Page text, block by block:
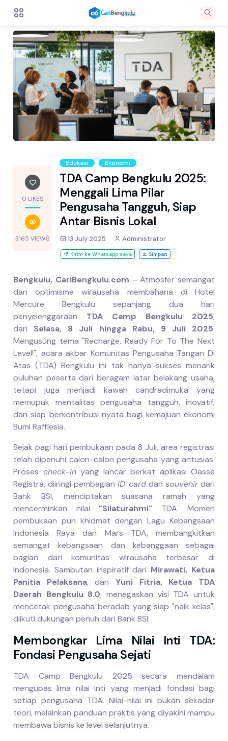
0 LIKES
3165 VIEWS
Edukasi Ekonomi
TDA Camp Bengkulu 2025:
Menggali Lima Pilar
Pengusaha Tangguh, Siap
Antar Bisnis Lokal
13 July 2025 Administrator
Kirim ke Whatsapp saya Simpan
Bengkulu, CariBengkulu.com – Atmosfer semangat
dan optimisme wirausaha membahana di Hotel
Mercure Bengkulu sepanjang dua hari
penyelenggaraan TDA Camp Bengkulu 2025,
dari Selasa, 8 Juli hingga Rabu, 9 Juli 2025.
Mengusung tema "Recharge, Ready For To The Next
Level!", acara akbar Komunitas Pengusaha Tangan Di
Atas (TDA) Bengkulu ini tak hanya sukses menarik
puluhan peserta dari beragam latar belakang usaha,
tetapi juga menjadi kawah candradimuka yang
memupuk mentalitas pengusaha tangguh, inovatif,
dan siap berkontribusi nyata bagi kemajuan ekonomi
Bumi Rafflesia.
Sejak pagi hari pembukaan pada 8 Juli, area registrasi
telah dipenuhi calon-calon pengusaha yang antusias.
Proses check-inyang lancar berkat aplikasi Oasse
Registra, diiringi pembagianID carddan souvenirdari
Bank BSI, menciptakan suasana ramah yang
mencerminkan nilai "Silaturahmi" TDA. Momen
pembukaan pun khidmat dengan Lagu Kebangsaan
Indonesia Raya dan Mars TDA, membangkitkan
semangat kebangsaan dan kebanggaan sebagai
bagian dari komunitas wirausaha terbesar di
Indonesia. Sambutan inspiratif dari Mirawati, Ketua
Panitia Pelaksana, danYuni Fitria, Ketua TDA
Daerah Bengkulu 8.0, menegaskan visi TDA untuk
mencetak pengusaha beradab yang siap "naik kelas",
diikuti dukungan penuh dari Bank BSI.
Membongkar Lima Nilai Inti TDA:
Fondasi Pengusaha Sejati
TDA Camp Bengkulu 2025 secara mendalam
mengupas lima nilai inti yang menjadi fondasi bagi
setiap pengusaha TDA. Nilai-nilai ini bukan sekadar
teori, melainkan panduan praktis yang diyakini mampu
membawa bisnis ke level selanjutnya.